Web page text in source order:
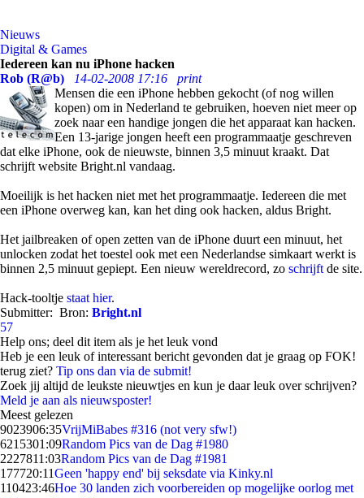
Nieuws
Digital & Games
Iedereen kan nu iPhone hacken
Rob (R@b)
14-02-2008 17:16
print
Mensen die een iPhone hebben gekocht (of nog willen
kopen) om in Nederland te gebruiken, hoeven niet meer op
zoek naar een handige jongen die het apparaat kan hacken.
Een 13-jarige jongen heeft een programmaatje geschreven
dat elke iPhone, ook de nieuwste, binnen 3,5 minuut kraakt. Dat
schrijft website Bright.nl vandaag.
Moeilijk is het hacken niet met het programmaatje. Iedereen die met
een iPhone overweg kan, kan het ding ook hacken, aldus Bright.
Het jailbreaken of open zetten van de iPhone duurt een minuut, het
unlocken zodat het toestel ook met een Nederlandse simkaart werkt is
binnen 2,5 minuut gepiept. Een nieuw wereldrecord, zo schrijft de site.
Hack-tooltje staat hier.
Submitter: Bron: Bright.nl
57
Help ons; deel dit item als je het leuk vond
Heb je een leuk of interessant bericht gevonden dat je graag op FOK!
terug ziet? Tip ons dan via de submit!
Zoek jij altijd de leukste nieuwtjes en kun je daar leuk over schrijven?
Meld je aan als nieuwsposter!
Meest gelezen
9023906:35VrijMiBabes #316 (not very sfw!)
6215301:09Random Pics van de Dag #1980
2227811:03Random Pics van de Dag #1981
177720:11Geen 'happy end' bij seksdate via Kinky.nl
110423:46Hoe 30 landen zich voorbereiden op mogelijke oorlog met